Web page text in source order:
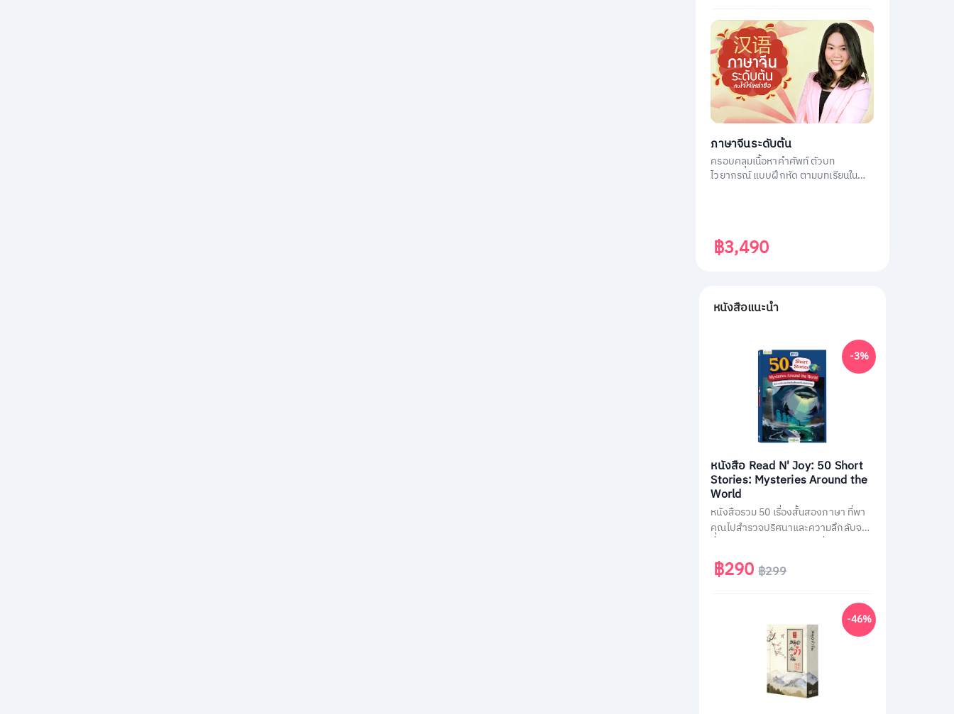
ภาษาจีนระดับต้น
ครอบคลุมเนื้อหาคำศัพท์ ตัวบท
ไวยากรณ์ แบบฝึกหัด ตามบทเรียนใน
฿3,490
หนังสือแนะนำ
หนังสือ Read N' Joy: 50 Short
Stories: Mysteries Around the
World
หนังสือรวม 50 เรื่องสั้นสองภาษา ที่พา
คุณไปสำรวจปริศนาและความลึกลับจาก
และสามเหลี่ยมเบอร์มิวด้า อ่านง่าย จบใน
หน้าเดียว พร้อม QR Code ฟังเสียง
1,500 คำ ช่วยพัฒนาทักษะอ่าน-ฟัง
ภาษาอังกฤษได้อย่างสนุกสนาน เหมาะ
สำหรับผู้ที่ชอบเรื่องลึกลับและต้องการ
ฝึกภาษาในเวลาเดียวกัน
-3%
฿290฿299
-46%